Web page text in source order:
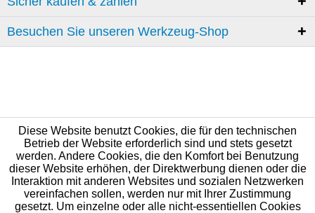
Besuchen Sie unseren Werkzeug-Shop
Diese Website benutzt Cookies, die für den technischen
Betrieb der Website erforderlich sind und stets gesetzt
werden. Andere Cookies, die den Komfort bei Benutzung
dieser Website erhöhen, der Direktwerbung dienen oder die
Interaktion mit anderen Websites und sozialen Netzwerken
vereinfachen sollen, werden nur mit Ihrer Zustimmung
gesetzt. Um einzelne oder alle nicht-essentiellen Cookies